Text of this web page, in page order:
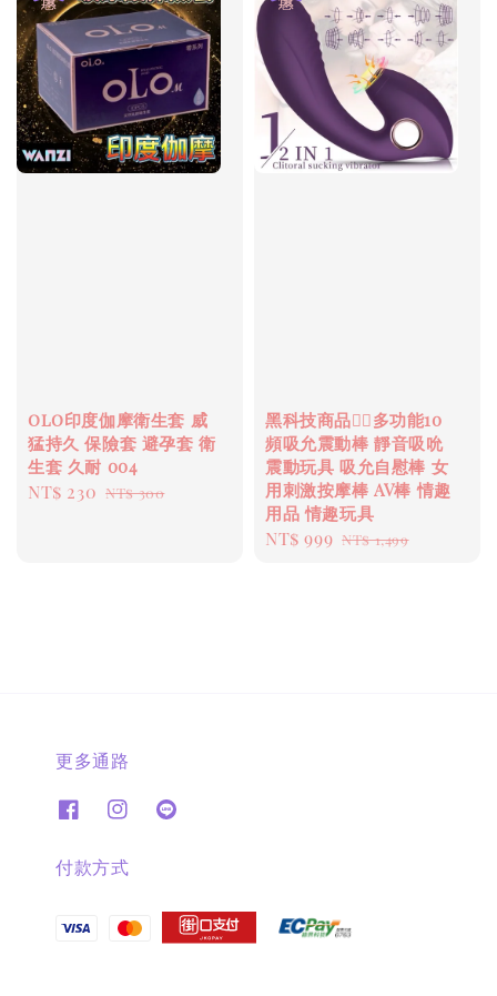
olo印度伽摩衛生套 威
猛持久 保險套 避孕套 衛
生套 久耐 004
Sale
NT$ 230 Regular
NT$ 300
黑科技商品❤️‍🔥多功能10
頻吸允震動棒 靜音吸吮
震動玩具 吸允自慰棒 女
用刺激按摩棒 AV棒 情趣
用品 情趣玩具
Sale
NT$ 999 Regular
NT$ 1,499
更多通路
付款方式